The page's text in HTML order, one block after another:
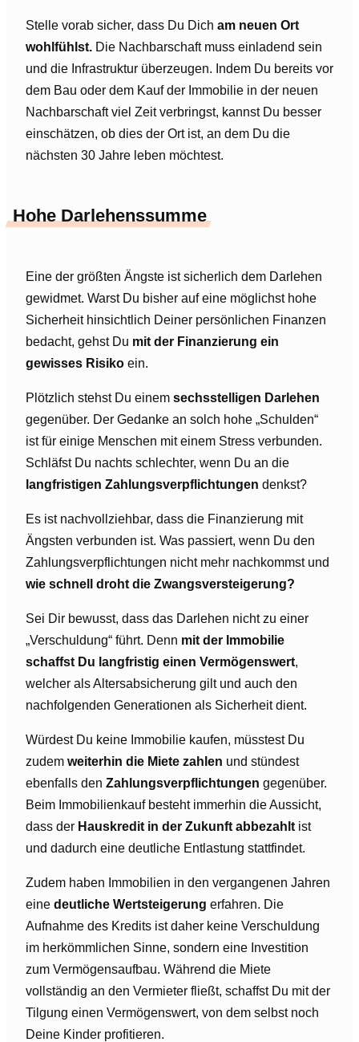
Stelle vorab sicher, dass Du Dich am neuen Ort
wohlfühlst. Die Nachbarschaft muss einladend sein
und die Infrastruktur überzeugen. Indem Du bereits vor
dem Bau oder dem Kauf der Immobilie in der neuen
Nachbarschaft viel Zeit verbringst, kannst Du besser
einschätzen, ob dies der Ort ist, an dem Du die
nächsten 30 Jahre leben möchtest.
Hohe Darlehenssumme
Eine der größten Ängste ist sicherlich dem Darlehen
gewidmet. Warst Du bisher auf eine möglichst hohe
Sicherheit hinsichtlich Deiner persönlichen Finanzen
bedacht, gehst Du mit der Finanzierung ein
gewisses Risiko ein.
Plötzlich stehst Du einem sechsstelligen Darlehen
gegenüber. Der Gedanke an solch hohe „Schulden“
ist für einige Menschen mit einem Stress verbunden.
Schläfst Du nachts schlechter, wenn Du an die
langfristigen Zahlungsverpflichtungen denkst?
Es ist nachvollziehbar, dass die Finanzierung mit
Ängsten verbunden ist. Was passiert, wenn Du den
Zahlungsverpflichtungen nicht mehr nachkommst und
wie schnell droht die Zwangsversteigerung?
Sei Dir bewusst, dass das Darlehen nicht zu einer
„Verschuldung“ führt. Denn mit der Immobilie
schaffst Du langfristig einen Vermögenswert,
welcher als Altersabsicherung gilt und auch den
nachfolgenden Generationen als Sicherheit dient.
Würdest Du keine Immobilie kaufen, müsstest Du
zudem weiterhin die Miete zahlen und stündest
ebenfalls den Zahlungsverpflichtungen gegenüber.
Beim Immobilienkauf besteht immerhin die Aussicht,
dass der Hauskredit in der Zukunft abbezahlt ist
und dadurch eine deutliche Entlastung stattfindet.
Zudem haben Immobilien in den vergangenen Jahren
eine deutliche Wertsteigerung erfahren. Die
Aufnahme des Kredits ist daher keine Verschuldung
im herkömmlichen Sinne, sondern eine Investition
zum Vermögensaufbau. Während die Miete
vollständig an den Vermieter fließt, schaffst Du mit der
Tilgung einen Vermögenswert, von dem selbst noch
Deine Kinder profitieren.